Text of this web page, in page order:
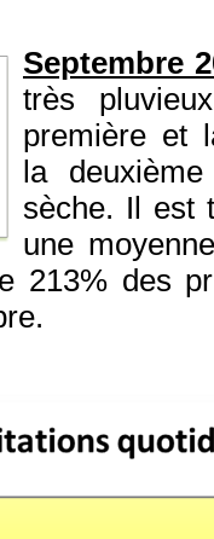
Septembre
très
première et
la
sèche. Il est
une
213% des